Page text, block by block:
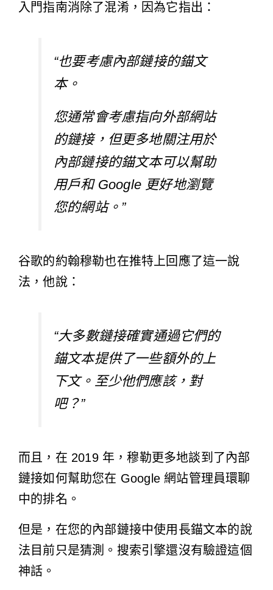
入門指南消除了混淆，因為它指出：
“也要考慮內部鏈接的錨文
本。
您通常會考慮指向外部網站
的鏈接，但更多地關注用於
內部鏈接的錨文本可以幫助
用戶和 Google 更好地瀏覽
您的網站。”
谷歌的約翰穆勒也在推特上回應了這一說
法，他說：
“大多數鏈接確實通過它們的
錨文本提供了一些額外的上
下文。至少他們應該，對
吧？”
而且，在 2019 年，穆勒更多地談到了內部
鏈接如何幫助您在 Google 網站管理員環聊
中的排名。
但是，在您的內部鏈接中使用長錨文本的說
法目前只是猜測。搜索引擎還沒有驗證這個
神話。